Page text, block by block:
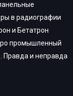
в радиографии
и Бетатрон
промышленный
Правда и неправда